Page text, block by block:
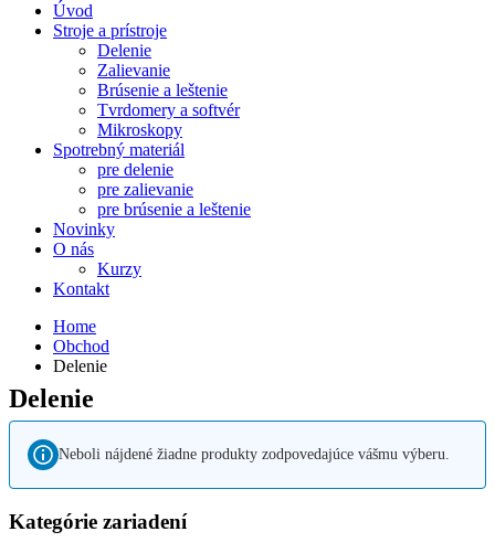
Úvod
Stroje a prístroje
Delenie
Zalievanie
Brúsenie a leštenie
Tvrdomery a softvér
Mikroskopy
Spotrebný materiál
pre delenie
pre zalievanie
pre brúsenie a leštenie
Novinky
O nás
Kurzy
Kontakt
Home
Obchod
Delenie
Delenie
Neboli nájdené žiadne produkty zodpovedajúce vášmu výberu.
Kategórie zariadení